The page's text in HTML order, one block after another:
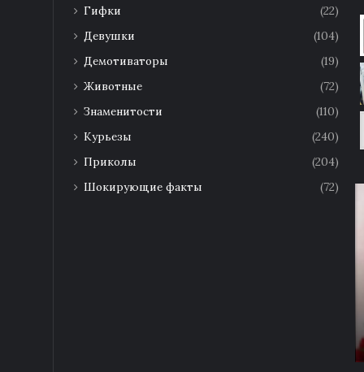
Гифки
(22)
Девушки
(104)
Демотиваторы
(19)
Животные
(72)
Знаменитости
(110)
Курьезы
(240)
Приколы
(204)
Шокирующие факты
(72)